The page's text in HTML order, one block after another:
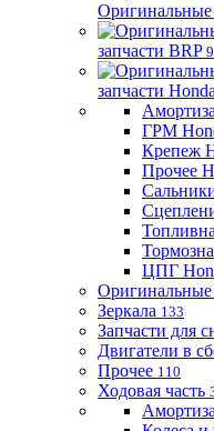
Оригинальные
запчасти BRP 9
запчасти Honda
ГРМ
Крепеж
Прочее
ЦПГ
Оригинальные
Зеркала 133
Запчасти для
Двигатели в
Прочее 110
Ходовая часть